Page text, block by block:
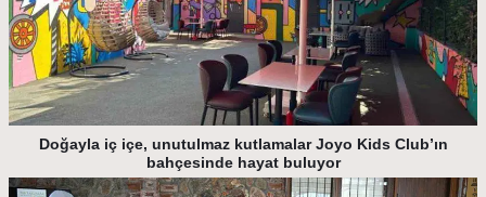
Doğayla iç içe, unutulmaz kutlamalar Joyo Kids Club’ın
bahçesinde hayat buluyor